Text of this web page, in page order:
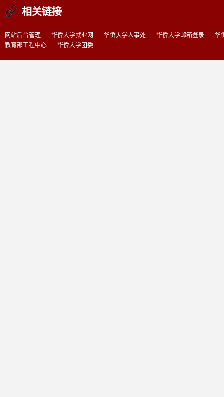
相关链接
网站后台管理 华侨大学就业网 华侨大学人事处 华侨大学邮箱登录
华
教育部工程中心
华侨大学团委